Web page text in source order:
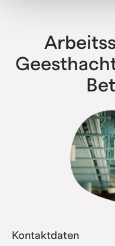
Kontaktdaten